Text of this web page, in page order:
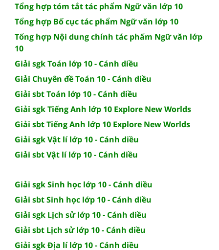
Tổng hợp tóm tắt tác phẩm Ngữ văn lớp 10
Tổng hợp Bố cục tác phẩm Ngữ văn lớp 10
Tổng hợp Nội dung chính tác phẩm Ngữ văn lớp
10
Giải sgk Toán lớp 10 - Cánh diều
Giải Chuyên đề Toán 10 - Cánh diều
Giải sbt Toán lớp 10 - Cánh diều
Giải sgk Tiếng Anh lớp 10 Explore New Worlds
Giải sbt Tiếng Anh lớp 10 Explore New Worlds
Giải sgk Vật lí lớp 10 - Cánh diều
Giải sbt Vật lí lớp 10 - Cánh diều
Giải sgk Sinh học lớp 10 - Cánh diều
Giải sbt Sinh học lớp 10 - Cánh diều
Giải sgk Lịch sử lớp 10 - Cánh diều
Giải sbt Lịch sử lớp 10 - Cánh diều
Giải sgk Địa lí lớp 10 - Cánh diều